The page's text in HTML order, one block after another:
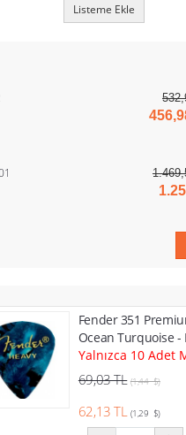
Listeme Ekle
Fender 351
Ocean Turquoise -
Yalnızca 10 Adet
69,03 TL (1,44 $)
62,13 TL (1,29 $)